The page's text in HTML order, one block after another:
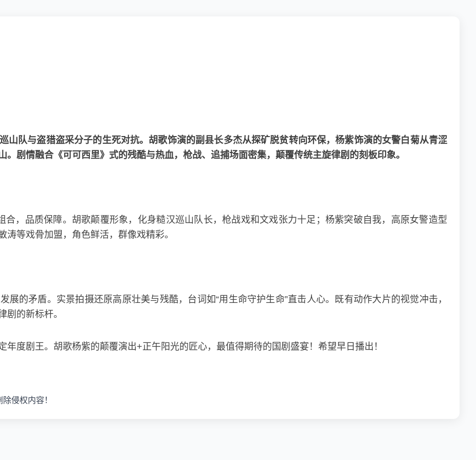
山队与盗猎盗采分子的生死对抗。胡歌饰演的副县长多杰从探矿脱贫转向环保，杨紫饰演的女警白菊从青涩
剧情融合《可可西里》式的残酷与热血，枪战、追捕场面密集，颠覆传统主旋律剧的刻板印象。
合，品质保障。胡歌颠覆形象，化身糙汉巡山队长，枪战戏和文戏张力十足；杨紫突破自我，高原女警造型
等戏骨加盟，角色鲜活，群像戏精彩。
展的矛盾。实景拍摄还原高原壮美与残酷，台词如“用生命守护生命”直击人心。既有动作大片的视觉冲击，
剧的新标杆。
年度剧王。胡歌杨紫的颠覆演出+正午阳光的匠心，最值得期待的国剧盛宴！希望早日播出！
侵权内容！